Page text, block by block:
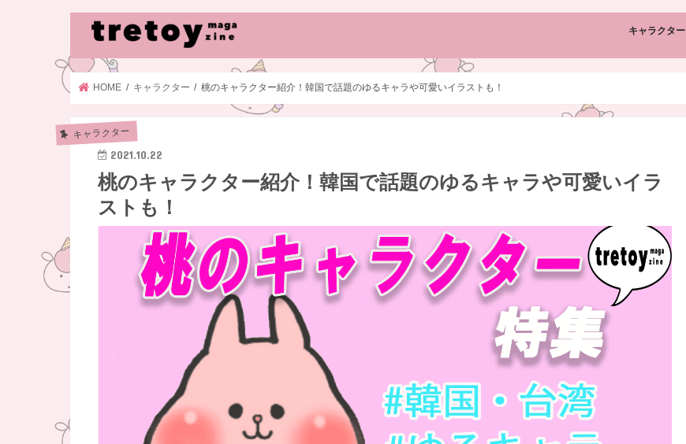
キャラクター
HOME キャラクター 桃のキャラクター紹介！韓国で話題のゆるキャラや可愛いイラストも！
キャラクター
2021.10.22
桃のキャラクター紹介！韓国で話題のゆるキャラや可愛いイラ
ストも！